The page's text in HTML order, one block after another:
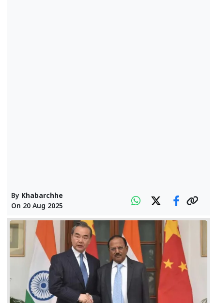
By Khabarchhe
On 20 Aug 2025